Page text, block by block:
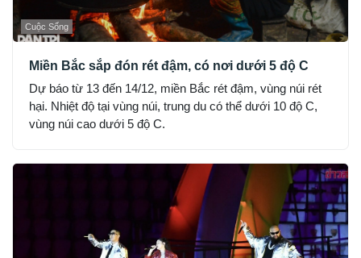
Cuộc Sống
Miền Bắc sắp đón rét đậm, có nơi dưới 5 độ C
Dự báo từ 13 đến 14/12, miền Bắc rét đậm, vùng núi rét
hại. Nhiệt độ tại vùng núi, trung du có thể dưới 10 độ C,
vùng núi cao dưới 5 độ C.